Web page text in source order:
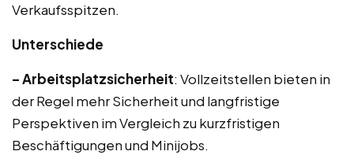
Verkaufsspitzen.
Unterschiede
– Arbeitsplatzsicherheit: Vollzeitstellen bieten in
der Regel mehr Sicherheit und langfristige
Perspektiven im Vergleich zu kurzfristigen
Beschäftigungen und Minijobs.